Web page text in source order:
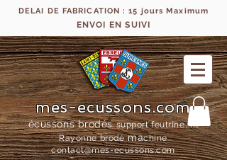
DELAI DE FABRICATION : 15 jours Maximum
ENVOI EN SUIVI
mes-ecussons.com
écussons brodés support feutrine, fil
Rayonne brodémachine
contact@mes-ecussons.com